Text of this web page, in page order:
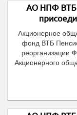
АО НПФ ВТБ
Акционерное
фонд ВТБ
реорганизации
Акционерного